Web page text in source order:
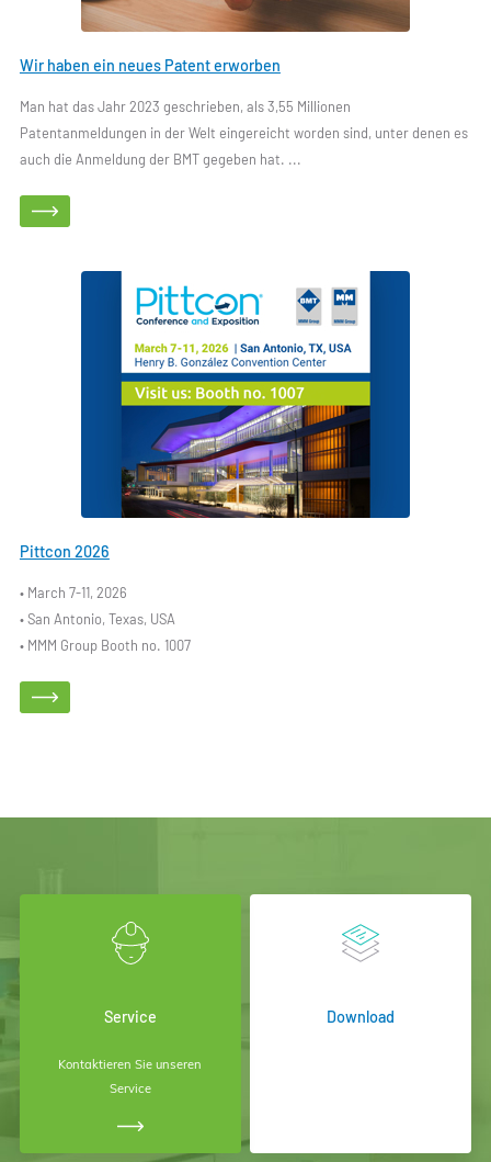
Wir haben ein neues Patent erworben
Man hat das Jahr 2023 geschrieben, als 3,55 Millionen
Patentanmeldungen in der Welt eingereicht worden sind, unter denen es
auch die Anmeldung der BMT gegeben hat. ...
Pittcon 2026
• March 7-11, 2026
• San Antonio, Texas, USA
• MMM Group Booth no. 1007
Service
Kontaktieren Sie unseren
Service
Download